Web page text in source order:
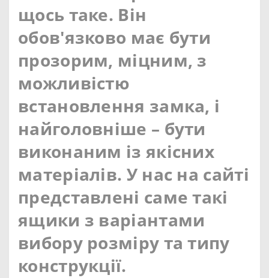
щось таке. Він
обов'язково має бути
прозорим, міцним, з
можливістю
встановлення замка, і
найголовніше – бути
виконаним із якісних
матеріалів. У нас на сайті
представлені саме такі
ящики з варіантами
вибору розміру та типу
конструкції.